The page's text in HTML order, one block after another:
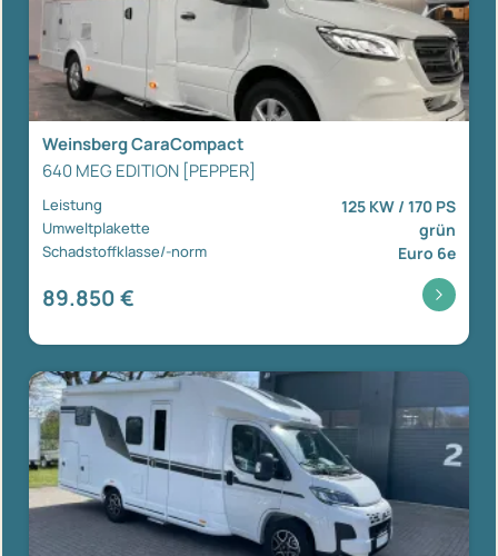
Weinsberg CaraCompact
640 MEG EDITION [PEPPER]
Leistung 125 KW / 170 PS
Umweltplakette grün
Schadstoffklasse/-norm Euro 6e
89.850 €